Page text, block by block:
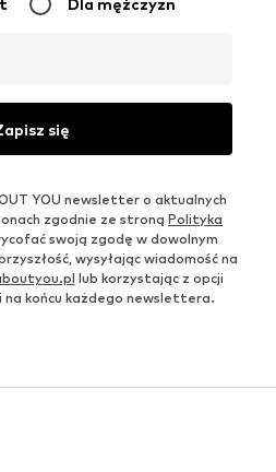
Dla mężczyzn
się
YOU newsletter o aktualnych
zgodnie ze stroną Polityka
swoją zgodę w dowolnym
wysyłając wiadomość na
lub korzystając z opcji
na końcu każdego newslettera.